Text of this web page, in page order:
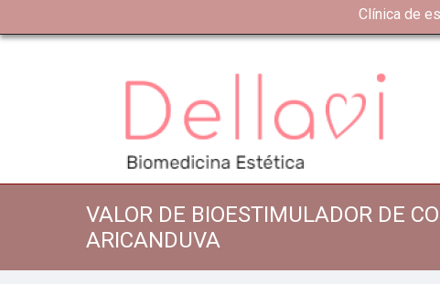
Clínica de
VALOR DE BIOESTIMULADOR DE
ARICANDUVA